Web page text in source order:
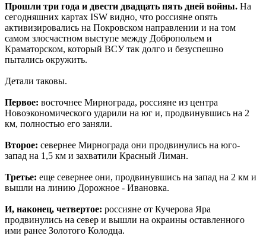
Прошли три года и двести двадцать пять дней войны. На
сегодняшних картах ISW видно, что россияне опять
активизировались на Покровском направлении и на том
самом злосчастном выступе между Добропольем и
Краматорском, который ВСУ так долго и безуспешно
пытались окружить.
Детали таковы.
Первое: восточнее Мирнограда, россияне из центра
Новоэкономического ударили на юг и, продвинувшись на 2
км, полностью его заняли.
Второе: севернее Мирнограда они продвинулись на юго-
запад на 1,5 км и захватили Красный Лиман.
Третье: еще севернее они, продвинувшись на запад на 2 км и
вышли на линию Дорожное - Ивановка.
И, наконец, четвертое: россияне от Кучерова Яра
продвинулись на север и вышли на окраины оставленного
ими ранее Золотого Колодца.